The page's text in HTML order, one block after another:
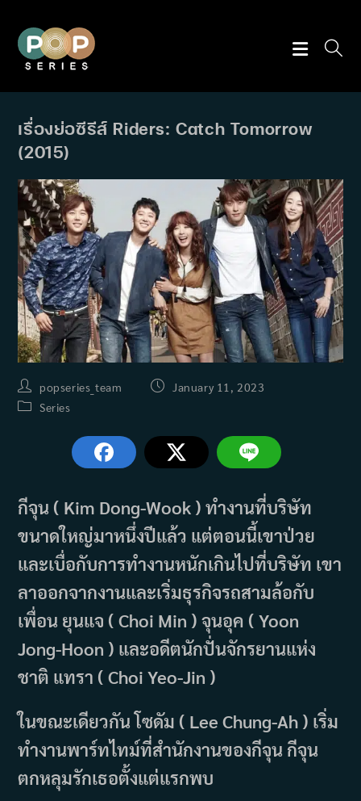
content
เรื่องย่อซีรีส์ Riders: Catch Tomorrow
(2015)
Post
author:
popseries_team
Post January 11, 2023
PostSeries
กีจุน ( Kim Dong-Wook ) ทำงานที่บริษัท
ขนาดใหญ่มาหนึ่งปีแล้ว แต่ตอนนี้เขาป่วย
และเบื่อกับการทำงานหนักเกินไปที่บริษัท เขา
ลาออกจากงานและเริ่มธุรกิจรถสามล้อกับ
เพื่อน ยุนแจ ( Choi Min ) จุนอุค ( Yoon
Jong-Hoon ) และอดีตนักปั่นจักรยานแห่ง
ชาติ แทรา ( Choi Yeo-Jin )
ในขณะเดียวกัน โซดัม ( Lee Chung-Ah ) เริ่ม
ทำงานพาร์ทไทม์ที่สำนักงานของกีจุน กีจุน
ตกหลุมรักเธอตั้งแต่แรกพบ